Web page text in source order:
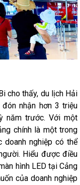
cho thấy, du lịch Hải
nhận hơn 3 triệu
năm trước. Với một
chính là một trong
doanh nghiệp có thể
Hiểu được điều
hình LED tại Cảng
của doanh nghiệp